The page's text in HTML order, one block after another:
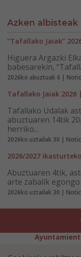
Azken albisteak
“Tafallako Jaiak”
Higuera Argazki
babesarekin,
2026ko abuztuak 6 |
Tafallako Jaiak
Tafallako Udalak
abuztuaren 14tik
herriko...
2026ko uztailak 30 |
2026/2027
Abuztuaren 4tik,
arte zabalik egongo
2026ko uztailak 30 |